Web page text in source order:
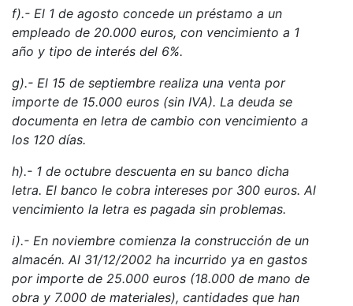
f).- El 1 de agosto concede un préstamo a un
empleado de 20.000 euros, con vencimiento a 1
año y tipo de interés del 6%.
g).- El 15 de septiembre realiza una venta por
importe de 15.000 euros (sin IVA). La deuda se
documenta en letra de cambio con vencimiento a
los 120 días.
h).- 1 de octubre descuenta en su banco dicha
letra. El banco le cobra intereses por 300 euros. Al
vencimiento la letra es pagada sin problemas.
i).- En noviembre comienza la construcción de un
almacén. Al 31/12/2002 ha incurrido ya en gastos
por importe de 25.000 euros (18.000 de mano de
obra y 7.000 de materiales), cantidades que han